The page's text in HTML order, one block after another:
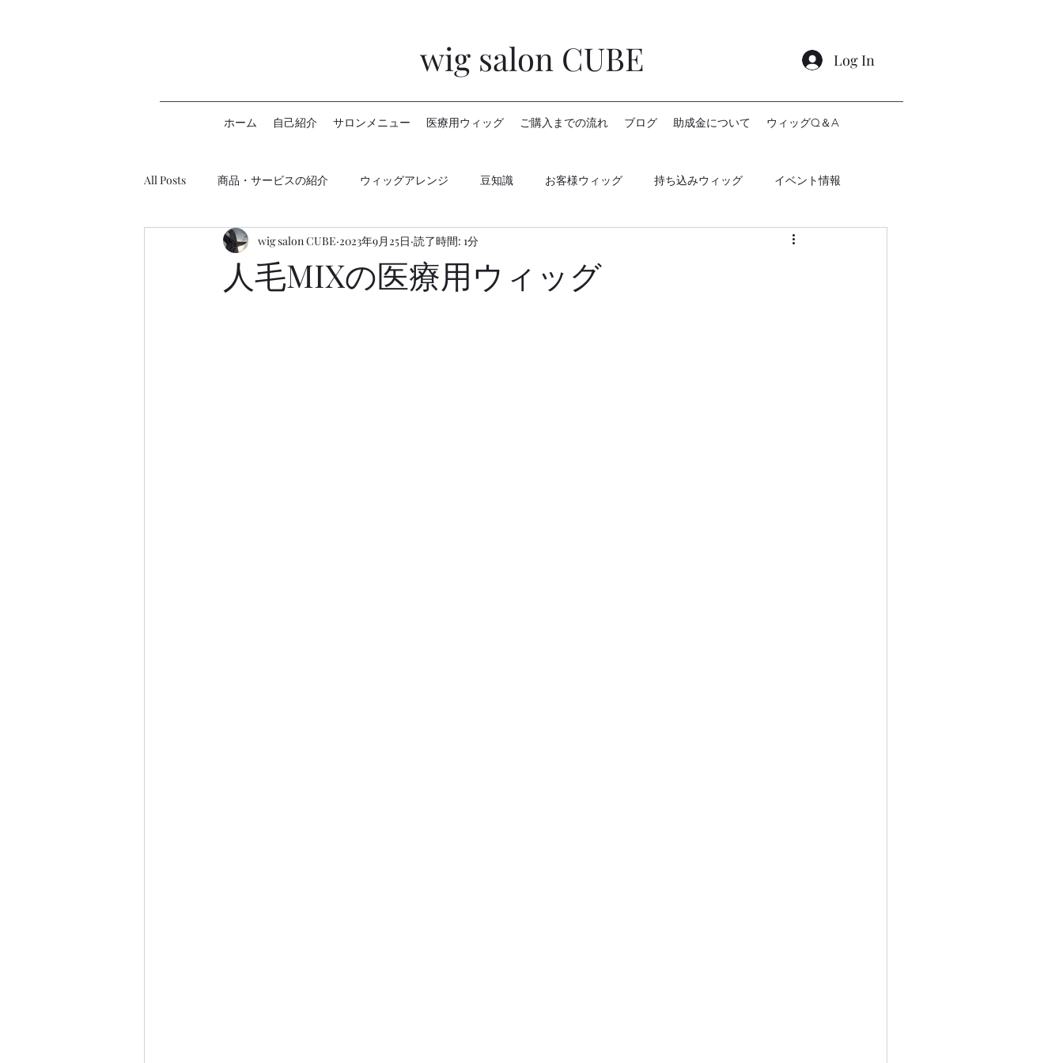
wig salon CUBE Log In
ホーム 自己紹介 サロンメニュー 医療用ウィッグ ご購入までの流れ ブログ 助成金について ウィッグQ＆A
All Posts 商品・サービスの紹介 ウィッグアレンジ 豆知識 お客様ウィッグ 持ち込みウィッグ イベント情報
ウィッグ助成金について
人毛MIXの医療用ウィッグ
wig salon CUBE 2023年9月25日 読了時間: 1分